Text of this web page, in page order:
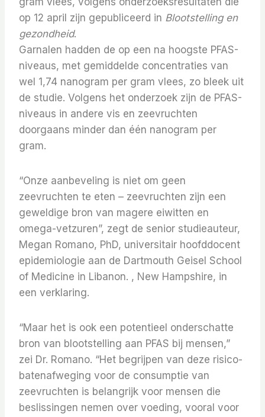
op 12 april zijn gepubliceerd in Blootstelling en
gezondheid.
Garnalen hadden de op een na hoogste PFAS-
niveaus, met gemiddelde concentraties van
wel 1,74 nanogram per gram vlees, zo bleek uit
de studie. Volgens het onderzoek zijn de PFAS-
niveaus in andere vis en zeevruchten
doorgaans minder dan één nanogram per
gram.
“Onze aanbeveling is niet om geen
zeevruchten te eten – zeevruchten zijn een
geweldige bron van magere eiwitten en
omega-vetzuren”, zegt de senior studieauteur,
Megan Romano, PhD, universitair hoofddocent
epidemiologie aan de Dartmouth Geisel School
of Medicine in Libanon. , New Hampshire, in
een verklaring.
“Maar het is ook een potentieel onderschatte
bron van blootstelling aan PFAS bij mensen,”
zei Dr. Romano. “Het begrijpen van deze risico-
batenafweging voor de consumptie van
zeevruchten is belangrijk voor mensen die
beslissingen nemen over voeding, vooral voor